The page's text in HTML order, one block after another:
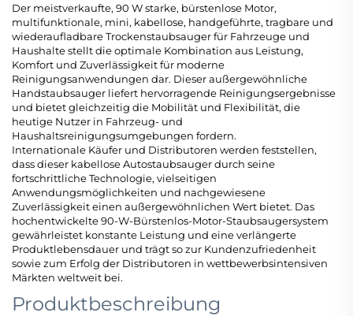
Der meistverkaufte, 90 W starke, bürstenlose Motor,
multifunktionale, mini, kabellose, handgeführte, tragbare und
wiederaufladbare Trockenstaubsauger für Fahrzeuge und
Haushalte stellt die optimale Kombination aus Leistung,
Komfort und Zuverlässigkeit für moderne
Reinigungsanwendungen dar. Dieser außergewöhnliche
Handstaubsauger liefert hervorragende Reinigungsergebnisse
und bietet gleichzeitig die Mobilität und Flexibilität, die
heutige Nutzer in Fahrzeug- und
Haushaltsreinigungsumgebungen fordern.
Internationale Käufer und Distributoren werden feststellen,
dass dieser kabellose Autostaubsauger durch seine
fortschrittliche Technologie, vielseitigen
Anwendungsmöglichkeiten und nachgewiesene
Zuverlässigkeit einen außergewöhnlichen Wert bietet. Das
hochentwickelte 90-W-Bürstenlos-Motor-Staubsaugersystem
gewährleistet konstante Leistung und eine verlängerte
Produktlebensdauer und trägt so zur Kundenzufriedenheit
sowie zum Erfolg der Distributoren in wettbewerbsintensiven
Märkten weltweit bei.
Produktbeschreibung